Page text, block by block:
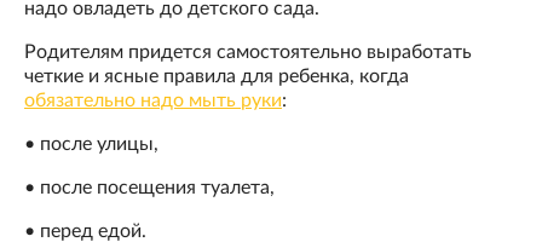
надо овладеть до детского сада.
Родителям придется самостоятельно выработать
четкие и ясные правила для ребенка, когда
обязательно надо мыть руки:
• после улицы,
• после посещения туалета,
• перед едой.